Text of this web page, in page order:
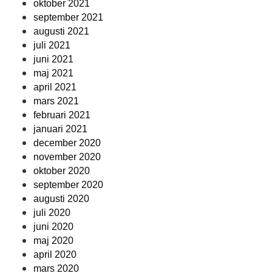
oktober 2021
september 2021
augusti 2021
juli 2021
juni 2021
maj 2021
april 2021
mars 2021
februari 2021
januari 2021
december 2020
november 2020
oktober 2020
september 2020
augusti 2020
juli 2020
juni 2020
maj 2020
april 2020
mars 2020